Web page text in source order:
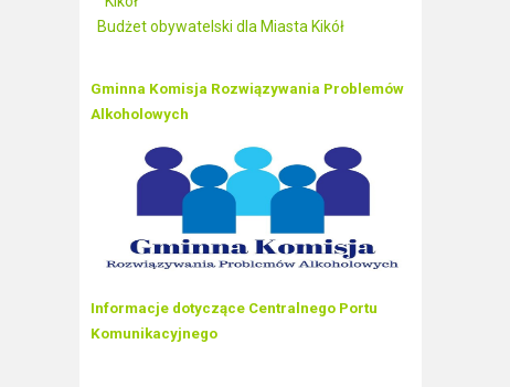
Budżet obywatelski dla Miasta Kikół
Gminna Komisja Rozwiązywania Problemów
Alkoholowych
Informacje dotyczące Centralnego Portu
Komunikacyjnego